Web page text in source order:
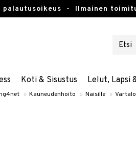
palautusoikeus - Ilmainen
Koti & Sisustus Lelut, Lapsi
» Kauneudenhoito » Naisille »